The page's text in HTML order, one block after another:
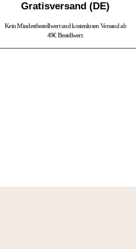
Gratisversand (DE)
Kein Mindestbestellwert und kostenlosen Versand ab
49€ Bestellwert.